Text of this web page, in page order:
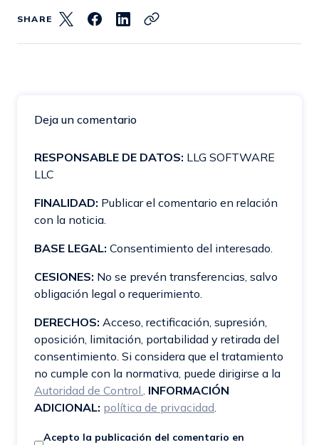
SHARE
Deja un comentario
RESPONSABLE DE DATOS: LLG SOFTWARE
LLC
FINALIDAD: Publicar el comentario en relación
con la noticia.
BASE LEGAL: Consentimiento del interesado.
CESIONES: No se prevén transferencias, salvo
obligación legal o requerimiento.
DERECHOS: Acceso, rectificación, supresión,
oposición, limitación, portabilidad y retirada del
consentimiento. Si considera que el tratamiento
no cumple con la normativa, puede dirigirse a la
Autoridad de Control.. INFORMACIÓN
ADICIONAL: política de privacidad.
Acepto la publicación del comentario en